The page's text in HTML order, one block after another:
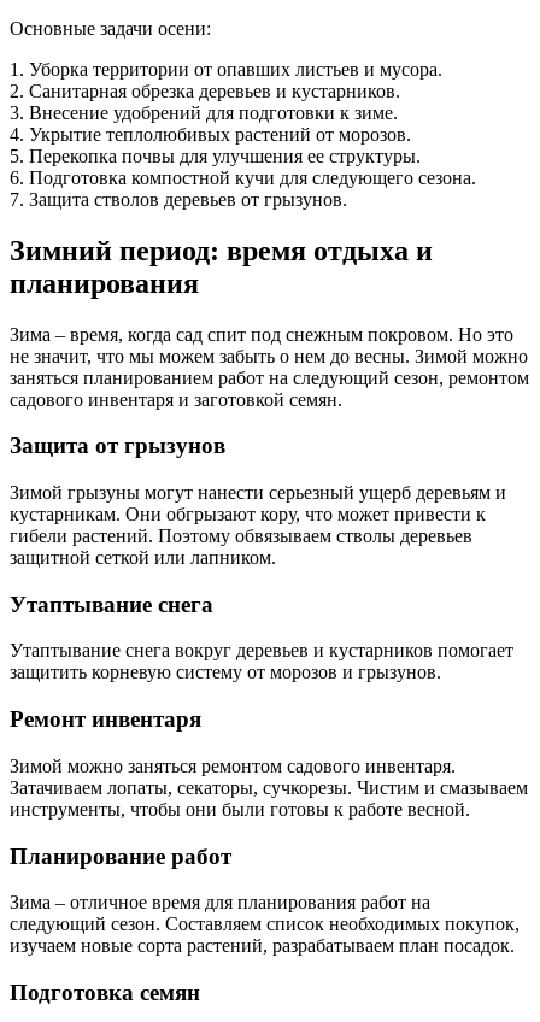
Основные задачи осени:
1. Уборка территории от опавших листьев и мусора.
2. Санитарная обрезка деревьев и кустарников.
3. Внесение удобрений для подготовки к зиме.
4. Укрытие теплолюбивых растений от морозов.
5. Перекопка почвы для улучшения ее структуры.
6. Подготовка компостной кучи для следующего сезона.
7. Защита стволов деревьев от грызунов.
Зимний период: время отдыха и
планирования
Зима – время, когда сад спит под снежным покровом. Но это
не значит, что мы можем забыть о нем до весны. Зимой можно
заняться планированием работ на следующий сезон, ремонтом
садового инвентаря и заготовкой семян.
Защита от грызунов
Зимой грызуны могут нанести серьезный ущерб деревьям и
кустарникам. Они обгрызают кору, что может привести к
гибели растений. Поэтому обвязываем стволы деревьев
защитной сеткой или лапником.
Утаптывание снега
Утаптывание снега вокруг деревьев и кустарников помогает
защитить корневую систему от морозов и грызунов.
Ремонт инвентаря
Зимой можно заняться ремонтом садового инвентаря.
Затачиваем лопаты, секаторы, сучкорезы. Чистим и смазываем
инструменты, чтобы они были готовы к работе весной.
Планирование работ
Зима – отличное время для планирования работ на
следующий сезон. Составляем список необходимых покупок,
изучаем новые сорта растений, разрабатываем план посадок.
Подготовка семян